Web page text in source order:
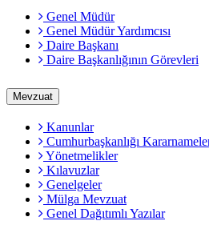
Genel Müdür
Genel Müdür Yardımcısı
Daire Başkanı
Daire Başkanlığının Görevleri
Mevzuat
Kanunlar
Cumhurbaşkanlığı
Yönetmelikler
Kılavuzlar
Genelgeler
Mülga Mevzuat
Genel Dağıtımlı Yazılar